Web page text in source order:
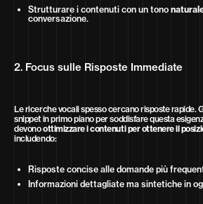
Strutturare i contenuti con un tono
conversazione.
2. Focus sulle Risposte Immediate
Le ricerche vocali spesso cercano risposte rapide.
snippet in primo piano per soddisfare questa
devonoottimizzare i contenuti per ottenere il
includendo:
Risposte concise alle domande più
Informazioni dettagliate ma sintetiche in